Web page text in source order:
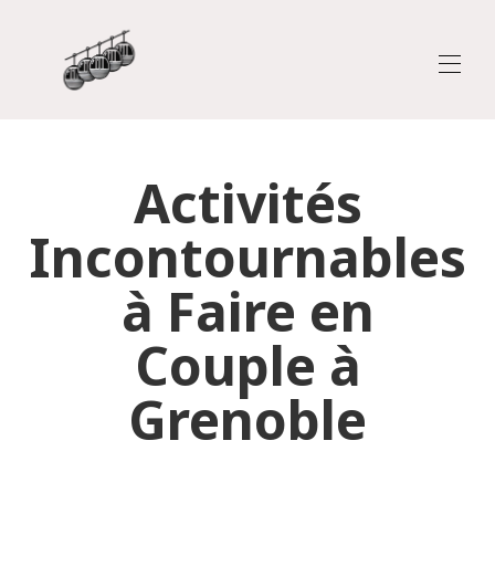
L'Harmonieux
Le Prestige
Blog
Découvrir Grenoble ▾
Activités
Incontournables
à Faire en
Couple à
Grenoble